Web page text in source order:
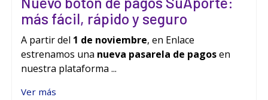
más fácil, rápido y seguro
A partir del 1 de noviembre, en Enlace
estrenamos una nueva pasarela de pagosen
nuestra plataforma ...
Ver más